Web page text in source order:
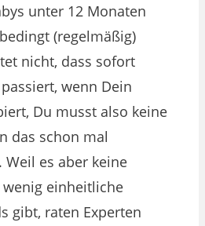
unter 12 Monaten
(regelmäßig)
nicht, dass sofort
wenn Dein
Du musst also keine
das schon mal
es aber keine
einheitliche
gibt, raten Experten